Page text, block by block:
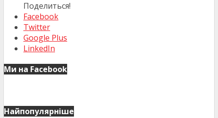
Поделиться!
Facebook
Twitter
Google Plus
LinkedIn
Ми на Facebook
Найпопулярніше